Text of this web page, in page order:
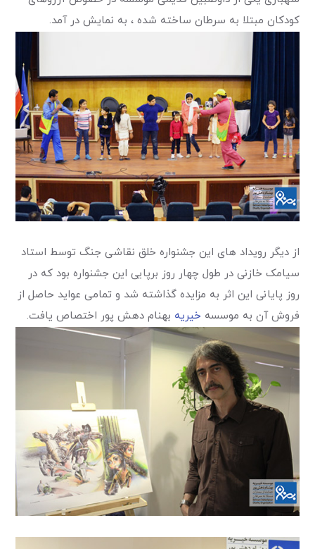
کودکان مبتلا به سرطان ساخته شده ، به نمایش در آمد.
از دیگر رویداد های این جشنواره خلق نقاشی جنگ توسط استاد
سیامک خازنی در طول چهار روز برپایی این جشنواره بود که در
روز پایانی این اثر به مزایده گذاشته شد و تمامی عواید حاصل از
فروش آن به موسسه خیریه بهنام دهش پور اختصاص یافت.